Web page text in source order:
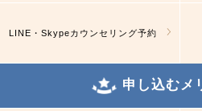
LINE・Skypeカウンセリング予約
申し込むメ